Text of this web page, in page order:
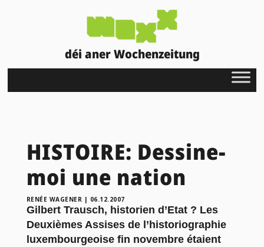
déi aner Wochenzeitung
HISTOIRE: Dessine-
moi une nation
RENÉE WAGENER | 06.12.2007
Gilbert Trausch, historien d’Etat ? Les
Deuxièmes Assises de l’historiographie
luxembourgeoise fin novembre étaient